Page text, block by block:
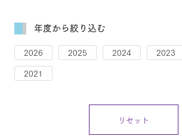
年度から絞り込む
2026 2025 2024 2023
2021
リセット